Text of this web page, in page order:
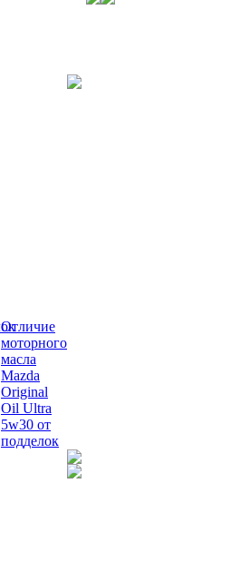
Отличие
моторного
масла
Mazda
Original
Oil Ultra
5w30 от
подделок